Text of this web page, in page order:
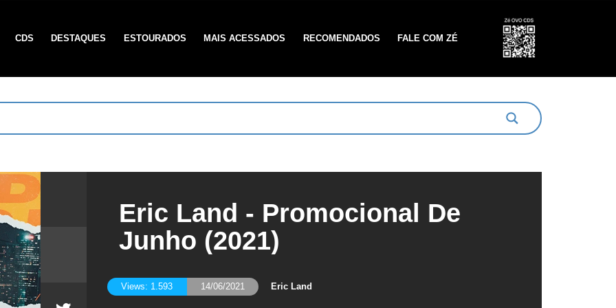
CDS DESTAQUES ESTOURADOS MAIS ACESSADOS RECOMENDADOS FALE COM ZÉ
Eric Land - Promocional De
Junho (2021)
Views: 1.593 14/06/2021 Eric Land